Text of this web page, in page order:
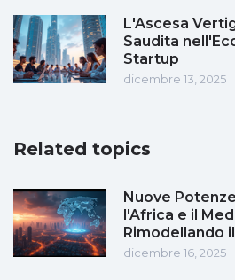
L'Ascesa
Saudita
Startup
dicembre 13, 2025
Related topics
Nuove
l'Africa e il
Rimodellando
dicembre 16, 2025